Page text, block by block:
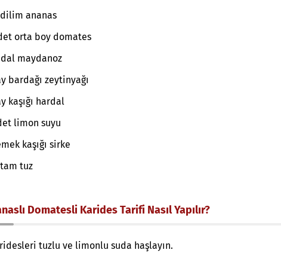
ananas
orta boy domates
maydanoz
bardağı zeytinyağı
kaşığı hardal
limon suyu
kaşığı sirke
tuz
Domatesli Karides Tarifi Nasıl Yapılır?
tuzlu ve limonlu suda haşlayın.